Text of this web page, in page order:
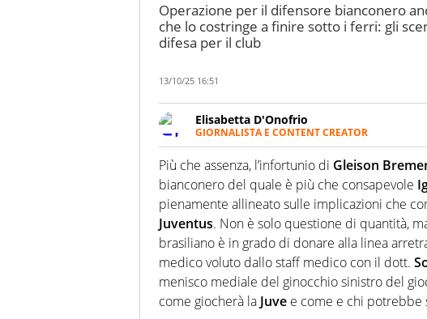
Operazione per il difensore bianconero
che lo costringe a finire sotto i ferri: gli
difesa per il club
13/10/25 16:51
Elisabetta D'Onofrio
GIORNALISTA E CONTENT CREATOR
Giornalista professionista dal 2007,
soprattutto di calcio, di sport e dei suoi
nell'ambito della creazione di format. Un
ruolo di libero. Cura una classifica
Più che assenza, l’infortunio di Gleison
bianconero del quale è più che consapevole
pienamente allineato sulle implicazioni che
Juventus. Non è solo questione di quantità,
brasiliano è in grado di donare alla linea
medico voluto dallo staff medico con il dott.
menisco mediale del ginocchio sinistro del
come giocherà la Juve e come e chi potrebbe